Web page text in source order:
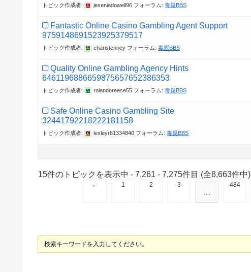
トピック作成者: jeseniadowell96 フォーラム: 毒親BBS
Fantastic Online Casino Gambling Agent Support
9759148691523925379517
トピック作成者: charistenney フォーラム: 毒親BBS
Quality Online Gambling Agency Hints
6461196886659875657652386353
トピック作成者: rolandoreese55 フォーラム: 毒親BBS
Safe Online Casino Gambling Site
32441792218222181158
トピック作成者: lesleyr61334840 フォーラム: 毒親BBS
15件のトピックを表示中 - 7,261 - 7,275件目 (全8,663件中)
← 1 2 3
…
484
検索キーワードを入力してください。